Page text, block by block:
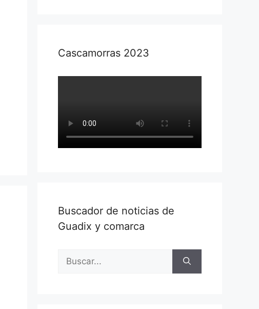
Cascamorras 2023
Buscador de noticias de
Guadix y comarca
Buscar: